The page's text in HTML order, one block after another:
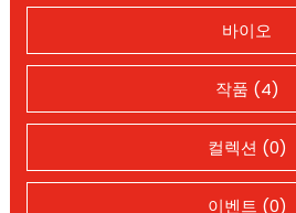
바이오
작품 (4)
컬렉션 (0)
이벤트 (0)